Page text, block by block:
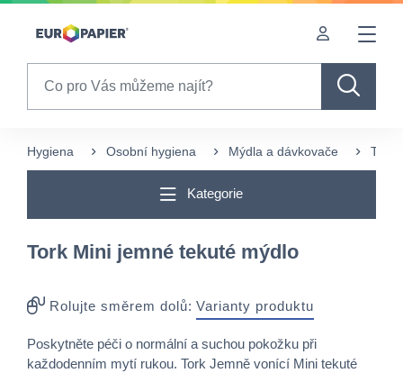
Table Of Content
Často nakupované s tímto produktem
Pro Vás zajímavé produkty
Hygiena Osobní hygiena Mýdla a dávkovače
Kategorie
Tork Mini jemné tekuté mýdlo
Rolujte směrem dolů: Varianty produktu
Poskytněte péči o normální a suchou pokožku při
každodenním mytí rukou. Tork Jemně vonící Mini tekuté